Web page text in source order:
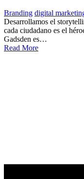
Branding digital
Desarrollamos el
cada ciudadano es el
Gadsden es…
Read More